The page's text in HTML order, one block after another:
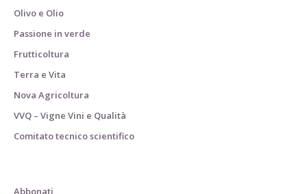
Olivo e Olio
Passione in verde
Frutticoltura
Terra e Vita
Nova Agricoltura
VVQ – Vigne Vini e Qualità
Comitato tecnico scientifico